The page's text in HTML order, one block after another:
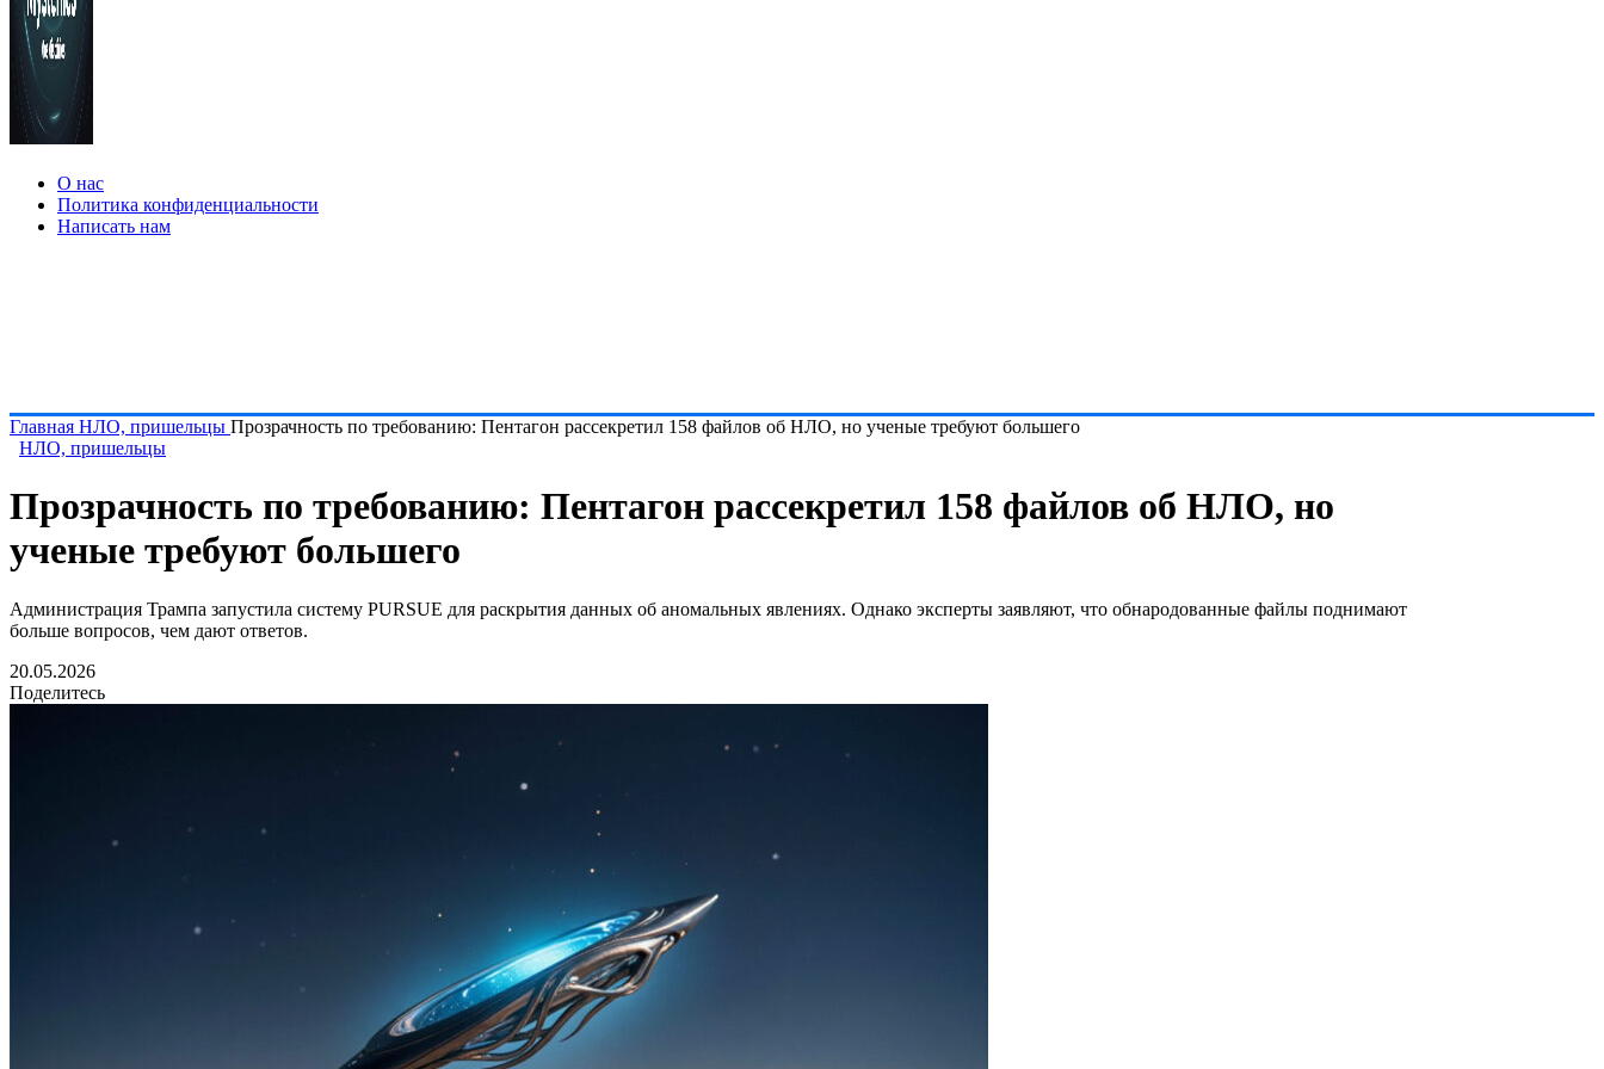
О нас
Политика конфиденциальности
Написать нам
Главная НЛО, пришельцы Прозрачность по требованию: Пентагон рассекретил 158 файлов об НЛО, но ученые требуют большего
НЛО, пришельцы
Прозрачность по требованию: Пентагон рассекретил 158 файлов об НЛО, но
ученые требуют большего
Администрация Трампа запустила систему PURSUE для раскрытия данных об аномальных явлениях. Однако эксперты заявляют, что обнародованные файлы поднимают
больше вопросов, чем дают ответов.
20.05.2026
Поделитесь